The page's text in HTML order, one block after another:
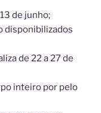
de junho;
disponibilizados
de 22 a 27 de
inteiro por pelo